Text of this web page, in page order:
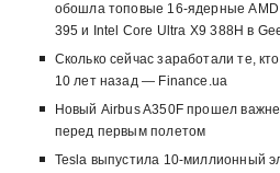
обошла топовые 16-ядерные AMD
395 и Intel Core Ultra X9 388H в
Сколько сейчас заработали те,
10 лет назад — Finance.ua
Новый Airbus A350F прошел
перед первым полетом
Tesla выпустила 10-миллионный